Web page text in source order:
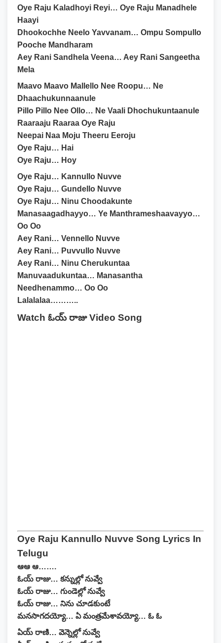
Oye Raju Kaladhoyi Reyi… Oye Raju Manadhele
Haayi
Dhookochhe Neelo Yavvanam… Ompu Sompullo
Pooche Mandharam
Aey Rani Sandhela Veena… Aey Rani Sangeetha
Mela
Maavo Maavo Mallello Nee Roopu… Ne
Dhaachukunnaanule
Pillo Pillo Nee Ollo… Ne Vaali Dhochukuntaanule
Raaraaju Raaraa Oye Raju
Neepai Naa Moju Theeru Eeroju
Oye Raju… Hai
Oye Raju… Hoy
Oye Raju… Kannullo Nuvve
Oye Raju… Gundello Nuvve
Oye Raju… Ninu Choodakunte
Manasaagadhayyo… Ye Manthrameshaavayyo…
Oo Oo
Aey Rani… Vennello Nuvve
Aey Rani… Puvvullo Nuvve
Aey Rani… Ninu Cherukuntaa
Manuvaadukuntaa… Manasantha
Needhenammo… Oo Oo
Lalalalaa………..
Watch ఓయ్ రాజు Video Song
Oye Raju Kannullo Nuvve Song Lyrics In
Telugu
ఆఆ ఆ…….
ఓయ్ రాజు… కన్నుల్లో నువ్వే
ఓయ్ రాజు… గుండెల్లో నువ్వే
ఓయ్ రాజు… నిను చూడకుంటే
మనసాగదయ్యో… ఏ మంత్రమేశావయ్యో… ఓ ఓ
ఏయ్ రాణి… వెన్నెల్లో నువ్వే